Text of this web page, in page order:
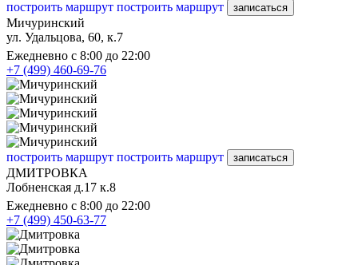
построить маршрут построить маршрут записаться
Мичуринский
ул. Удальцова, 60, к.7
Ежедневно с 8:00 до 22:00
+7 (499) 460-69-76
построить маршрут построить маршрут записаться
ДМИТРОВКА
Лобненская д.17 к.8
Ежедневно с 8:00 до 22:00
+7 (499) 450-63-77